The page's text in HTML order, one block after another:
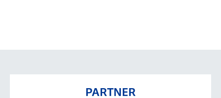
PARTNER